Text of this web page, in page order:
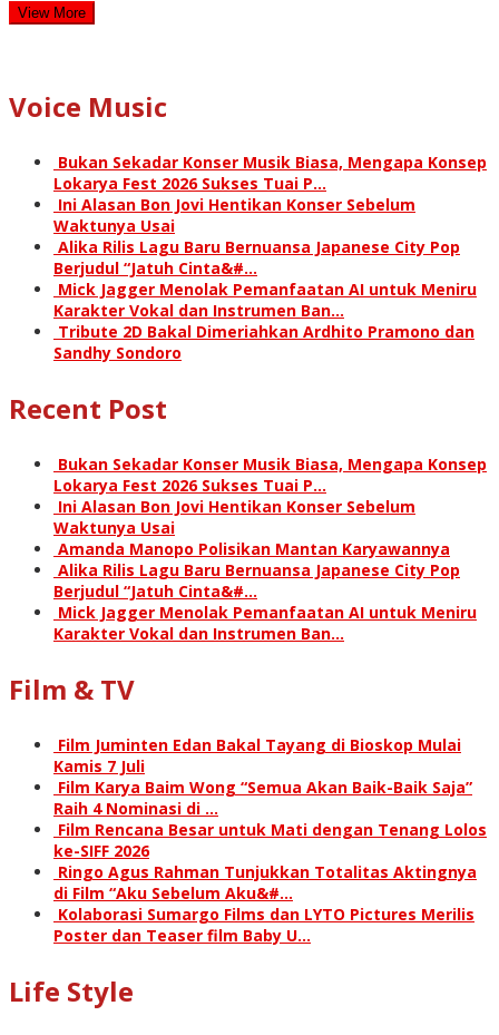
View More
Voice Music
Bukan Sekadar Konser Musik Biasa, Mengapa Konsep
Lokarya Fest 2026 Sukses Tuai P…
Ini Alasan Bon Jovi Hentikan Konser Sebelum
Waktunya Usai
Alika Rilis Lagu Baru Bernuansa Japanese City Pop
Berjudul “Jatuh Cinta&#…
Mick Jagger Menolak Pemanfaatan AI untuk Meniru
Karakter Vokal dan Instrumen Ban…
Tribute 2D Bakal Dimeriahkan Ardhito Pramono dan
Sandhy Sondoro
Recent Post
Bukan Sekadar Konser Musik Biasa, Mengapa Konsep
Lokarya Fest 2026 Sukses Tuai P…
Ini Alasan Bon Jovi Hentikan Konser Sebelum
Waktunya Usai
Amanda Manopo Polisikan Mantan Karyawannya
Alika Rilis Lagu Baru Bernuansa Japanese City Pop
Berjudul “Jatuh Cinta&#…
Mick Jagger Menolak Pemanfaatan AI untuk Meniru
Karakter Vokal dan Instrumen Ban…
Film & TV
Film Juminten Edan Bakal Tayang di Bioskop Mulai
Kamis 7 Juli
Film Karya Baim Wong “Semua Akan Baik-Baik Saja”
Raih 4 Nominasi di …
Film Rencana Besar untuk Mati dengan Tenang Lolos
ke-SIFF 2026
Ringo Agus Rahman Tunjukkan Totalitas Aktingnya
di Film “Aku Sebelum Aku&#…
Kolaborasi Sumargo Films dan LYTO Pictures Merilis
Poster dan Teaser film Baby U…
Life Style